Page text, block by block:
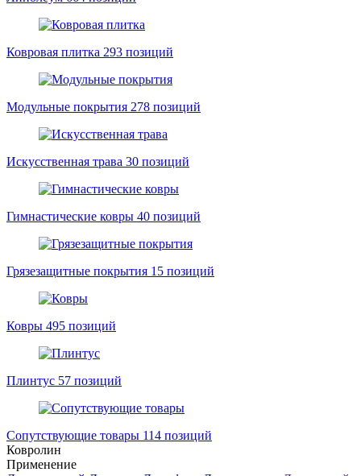
Ковровая плитка 293 позиций
Модульные покрытия 278 позиций
Искусственная трава 30 позиций
Гимнастические ковры 40 позиций
Грязезащитные покрытия 15 позиций
Ковры 495 позиций
Плинтус 57 позиций
Сопутствующие товары 114 позиций
Ковролин
Применение